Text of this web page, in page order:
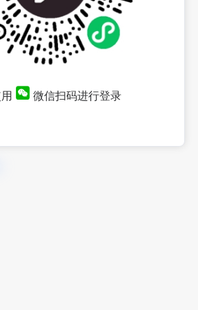
微信扫码进行登录